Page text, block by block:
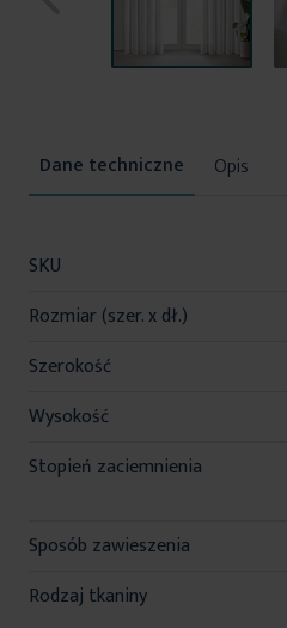
galerii
Opis
Więcej
SKU
Rozmiar (szer. x dł.)
Szerokość
Wysokość
Stopień zaciemnienia
Sposób zawieszenia
Rodzaj tkaniny